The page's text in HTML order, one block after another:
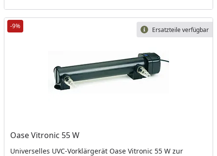
-9% Ersatzteile verfügbar
Oase Vitronic 55 W
Universelles UVC-Vorklärgerät Oase Vitronic 55 W zur